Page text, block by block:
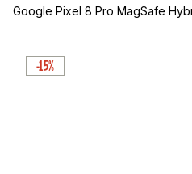
Google Pixel 8 Pro MagSafe
-15%